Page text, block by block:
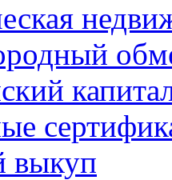
выкуп